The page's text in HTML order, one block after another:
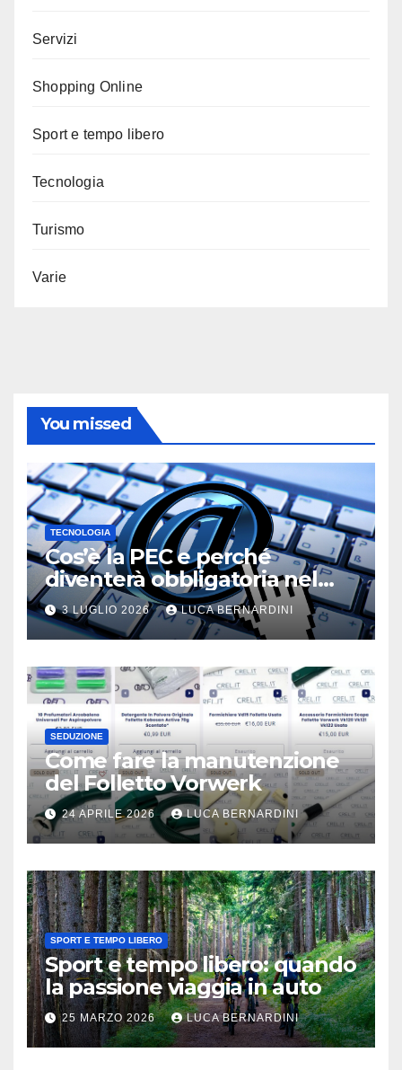
Servizi
Shopping Online
Sport e tempo libero
Tecnologia
Turismo
Varie
You missed
TECNOLOGIA
Cos’è la PEC e perché
diventerà obbligatoria nel
2026?
3 LUGLIO 2026 LUCA BERNARDINI
SEDUZIONE
Come fare la manutenzione
del Folletto Vorwerk
24 APRILE 2026 LUCA BERNARDINI
SPORT E TEMPO LIBERO
Sport e tempo libero: quando
la passione viaggia in auto
25 MARZO 2026 LUCA BERNARDINI